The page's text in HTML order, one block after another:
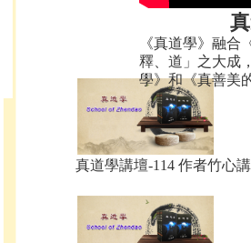
《真道學》融
釋、道」之大成
學》和《真善美
真道學講壇-114 作者竹心